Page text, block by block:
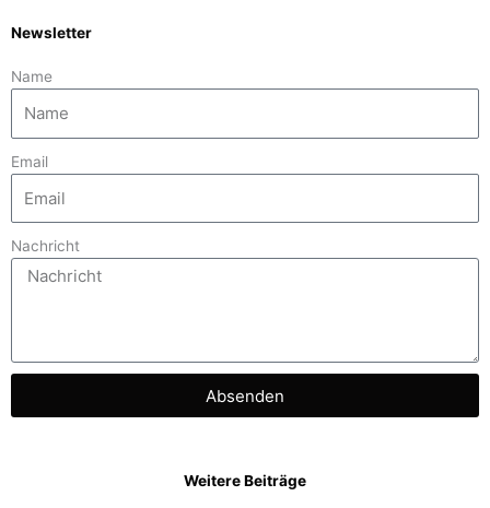
Newsletter
Name
Email
Nachricht
Absenden
Weitere Beiträge